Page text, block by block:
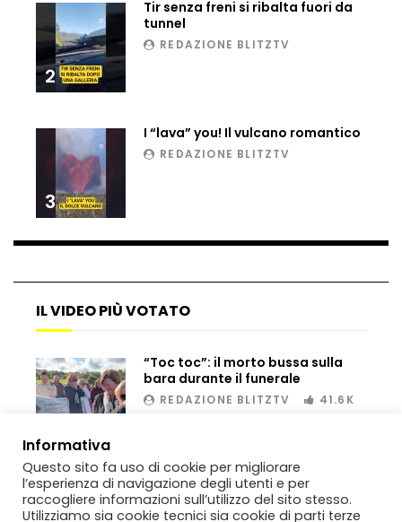
Auto fuori controllo in Guatemala,
tragedia a Petén
Bombe russe sulle montagne per creare
valanghe e proteggere i turisti
Auto si schianta, il guidatore vola dal
Tradisce la moglie e lo legano con lo
scotch a un albero
Tentano di salvarla dalla seggiovia, ma
il piano fallisce
2
Tir senza freni si ribalta fuori da
tunnel
REDAZIONE BLITZTV
3
I “lava” you! Il vulcano romantico
REDAZIONE BLITZTV
IL VIDEO PIÙ VOTATO
00:02
“Toc toc”: il morto bussa sulla
bara durante il funerale
REDAZIONE BLITZTV 41.6K
Informativa
Questo sito fa uso di cookie per migliorare
l’esperienza di navigazione degli utenti e per
raccogliere informazioni sull’utilizzo del sito stesso.
Utilizziamo sia cookie tecnici sia cookie di parti terze